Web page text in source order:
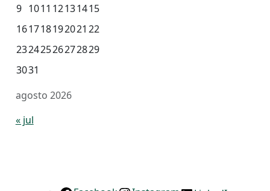
agosto 2026
9 1011 12131415
161718192021 22
23242526272829
3031
« jul